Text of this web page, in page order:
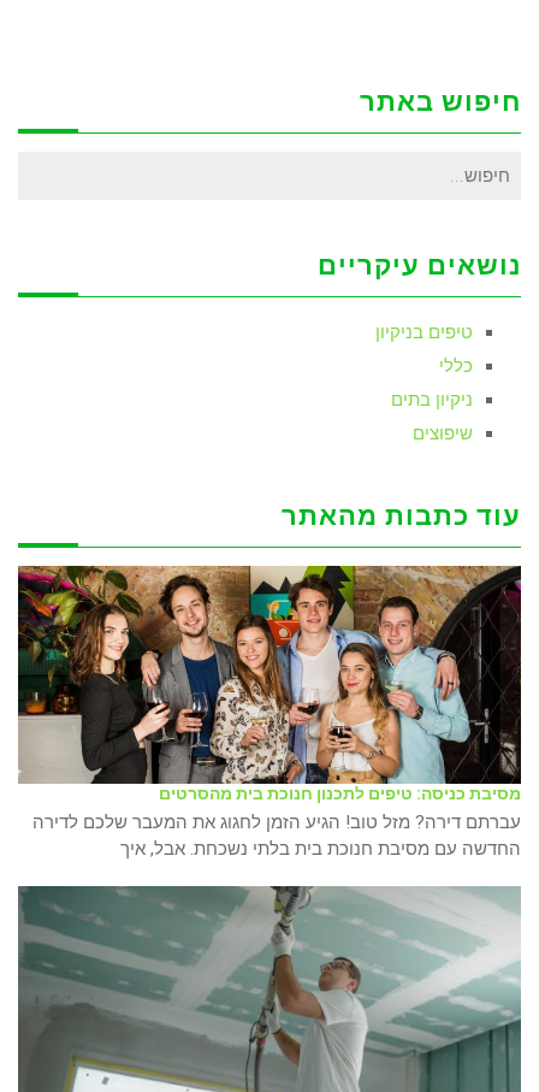
חיפוש באתר
חיפוש
נושאים עיקריים
טיפים בניקיון
כללי
ניקיון בתים
שיפוצים
עוד כתבות מהאתר
מסיבת כניסה: טיפים לתכנון חנוכת בית מהסרטים
עברתם דירה? מזל טוב! הגיע הזמן לחגוג את המעבר שלכם לדירה
החדשה עם מסיבת חנוכת בית בלתי נשכחת. אבל, איך